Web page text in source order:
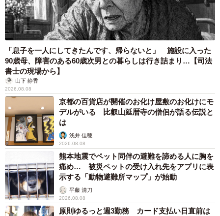
「息子を一人にしてきたんです、帰らないと」 施設に入った
90歳母、障害のある60歳次男との暮らしは行き詰まり…【司法
書士の現場から】
山下 静香
2026.08.08
京都の百貨店が開催のお化け屋敷のお化けにモ
デルがいる 比叡山延暦寺の僧侶が語る伝説と
は
浅井 佳穂
2026.08.08
熊本地震でペット同伴の避難を諦める人に胸を
痛め… 被災ペットの受け入れ先をアプリに表
示する「動物避難所マップ」が始動
平藤 清刀
2026.08.08
原則ゆるっと週3勤務 カード支払い日直前は